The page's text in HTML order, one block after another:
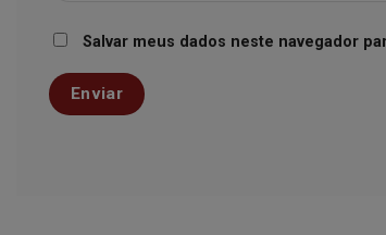
Salvar meus dados neste navegador